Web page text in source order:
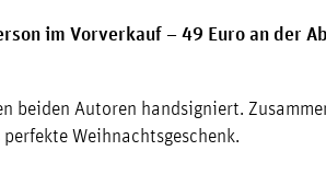
im Vorverkauf – 49 Euro an der
beiden Autoren handsigniert.
Weihnachtsgeschenk.